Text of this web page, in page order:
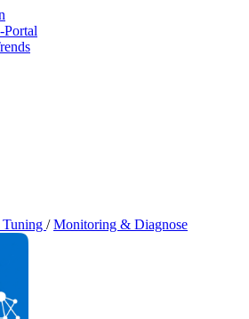
Tuning / Monitoring & Diagnose